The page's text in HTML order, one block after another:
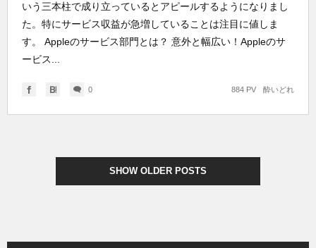
いう三本柱で成り立っているとアピールするようになりまし
た。特にサービス収益が急増していることは注目に値しま
す。 Appleのサービス部門とは？ 意外と幅広い！Appleのサ
ービス...
0 酔いどれ
884 PV
SHOW OLDER POSTS